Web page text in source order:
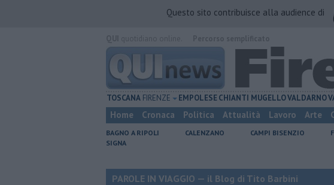
Questo sito contribuisce alla audience di
TOSCANA FIRENZE EMPOLESECHIANTI MUGELLOVALDARNO
Home Cronaca Politica Attualità Lavoro Arte
BAGNO A RIPOLI CALENZANO CAMPI BISENZIO
SIGNA
PAROLE IN VIAGGIO — il Blog di Tito Barbini